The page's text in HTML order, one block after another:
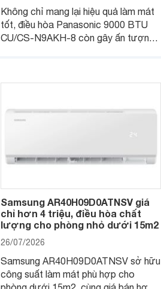
Không chỉ mang lại hiệu quả làm mát
tốt, điều hòa Panasonic 9000 BTU
CU/CS-N9AKH-8 còn gây ấn tượng
Samsung AR40H09D0ATNSV giá
chỉ hơn 4 triệu, điều hòa chất
lượng cho phòng nhỏ dưới 15m2
26/07/2026
Samsung AR40H09D0ATNSV sở hữu
công suất làm mát phù hợp cho